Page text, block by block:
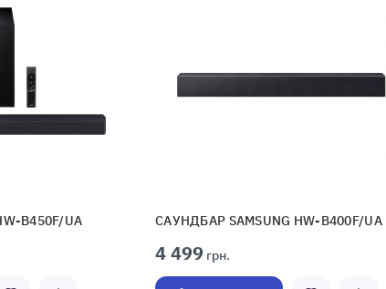
B450F/UA САУНДБАР SAMSUNG HW-B400F/UA
4 499 грн.